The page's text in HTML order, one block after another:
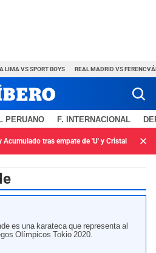
LIMA VS SPORT BOYS REAL MADRID VS
PERUANO F. INTERNACIONAL
Acumulado tras empate de 'U' y Cristal
es una karateca que representa al
Olímpicos Tokio 2020.